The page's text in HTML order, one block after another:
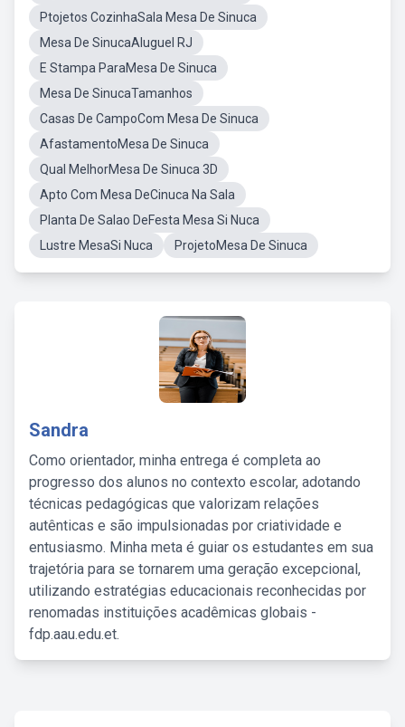
Ptojetos CozinhaSala Mesa De Sinuca
Mesa De SinucaAluguel RJ
E Stampa ParaMesa De Sinuca
Mesa De SinucaTamanhos
Casas De CampoCom Mesa De Sinuca
AfastamentoMesa De Sinuca
Qual MelhorMesa De Sinuca 3D
Apto Com Mesa DeCinuca Na Sala
Planta De Salao DeFesta Mesa Si Nuca
Lustre MesaSi Nuca
ProjetoMesa De Sinuca
Sandra
Como orientador, minha entrega é completa ao
progresso dos alunos no contexto escolar, adotando
técnicas pedagógicas que valorizam relações
autênticas e são impulsionadas por criatividade e
entusiasmo. Minha meta é guiar os estudantes em sua
trajetória para se tornarem uma geração excepcional,
utilizando estratégias educacionais reconhecidas por
renomadas instituições acadêmicas globais -
fdp.aau.edu.et.